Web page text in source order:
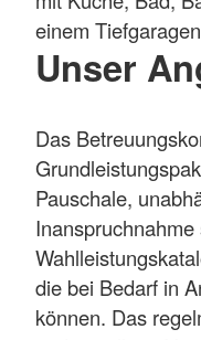
einem
Unser
Das
Pauschale,
die bei Bedarf in
können. Das